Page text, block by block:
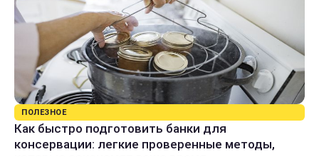
ПОЛЕЗНОЕ
Как быстро подготовить банки для
консервации: легкие проверенные методы,